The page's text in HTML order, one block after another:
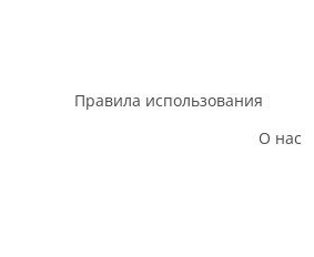
Правила использования
О нас